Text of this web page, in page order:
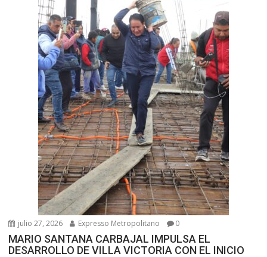
julio 27, 2026 Expresso Metropolitano 0
MARIO SANTANA CARBAJAL IMPULSA EL
DESARROLLO DE VILLA VICTORIA CON EL INICIO